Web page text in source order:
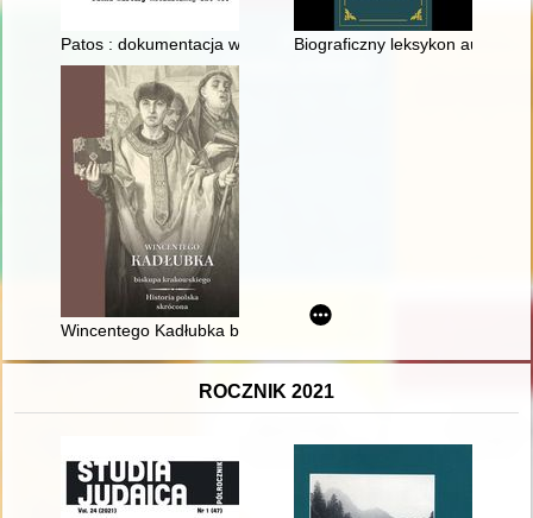
Patos : dokumentacja własnej aktywności twórczej i
Biograficzny leksykon
Wincentego Kadłubka biskupa krakowskiego Historia polska
ROCZNIK 2021